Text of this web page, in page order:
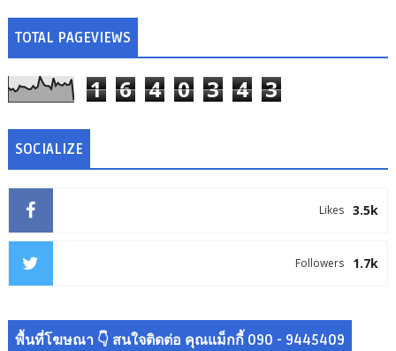
TOTAL PAGEVIEWS
1 6 4 0 3 4 3
SOCIALIZE
3.5k
Likes
1.7k
Followers
พื้นที่โฆษณา 👇 สนใจติดต่อ คุณแม็กกี้ 090 - 9445409